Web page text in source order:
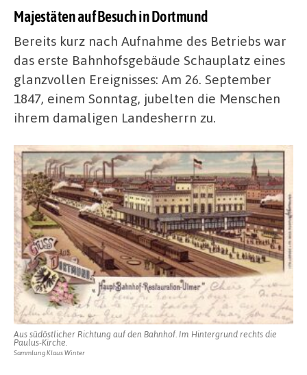
Majestäten auf Besuch in Dortmund
Bereits kurz nach Aufnahme des Betriebs war
das erste Bahnhofsgebäude Schauplatz eines
glanzvollen Ereignisses: Am 26. September
1847, einem Sonntag, jubelten die Menschen
ihrem damaligen Landesherrn zu.
Aus südöstlicher Richtung auf den Bahnhof. Im Hintergrund rechts die
Paulus-Kirche.
Sammlung Klaus Winter